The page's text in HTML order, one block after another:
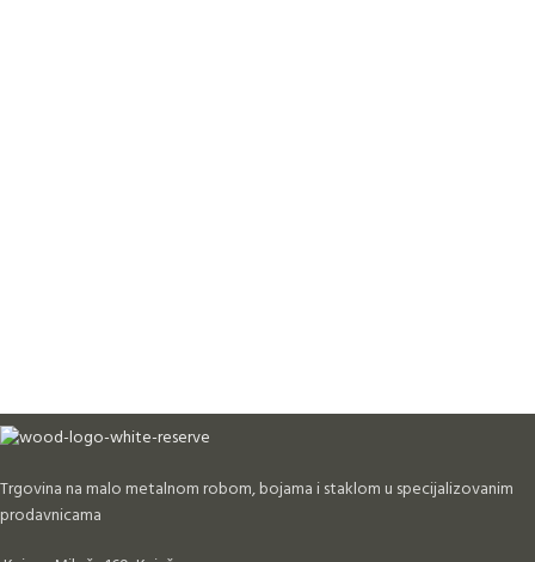
Trgovina na malo metalnom robom, bojama i staklom u specijalizovanim
prodavnicama